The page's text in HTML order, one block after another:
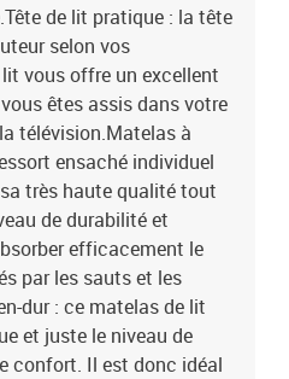
de lit pratique : la tête
selon vos
vous offre un excellent
êtes assis dans votre
télévision.Matelas à
ensaché individuel
très haute qualité tout
de durabilité et
efficacement le
par les sauts et les
dur : ce matelas de lit
et juste le niveau de
confort. Il est donc idéal